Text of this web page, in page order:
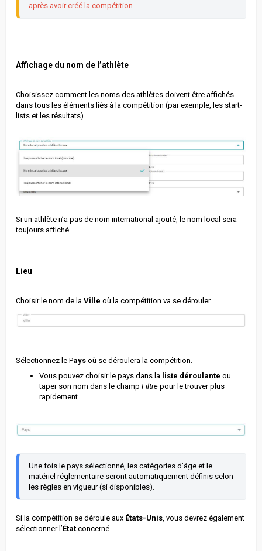
après avoir créé la compétition.
Affichage du nom de l’athlète
Choisissez comment les noms des athlètes doivent être affichés
dans tous les éléments liés à la compétition (par exemple, les start-
lists et les résultats).
Si un athlète n’a pas de nom international ajouté, le nom local sera
toujours affiché.
Lieu
Choisir le nom de la Ville où la compétition va se dérouler.
Sélectionnez le Pays où se déroulera la compétition.
Vous pouvez choisir le pays dans la liste déroulante ou
taper son nom dans le champ Filtre pour le trouver plus
rapidement.
Une fois le pays sélectionné, les catégories d’âge et le
matériel réglementaire seront automatiquement définis selon
les règles en vigueur (si disponibles).
Si la compétition se déroule aux États-Unis , vous devrez également
sélectionner l’État concerné.